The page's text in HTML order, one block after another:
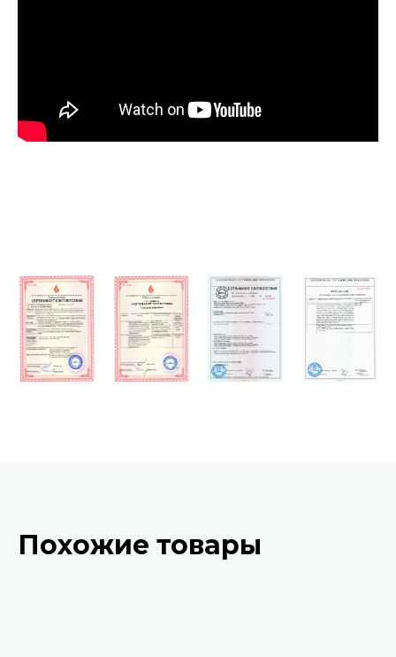
Похожие товары